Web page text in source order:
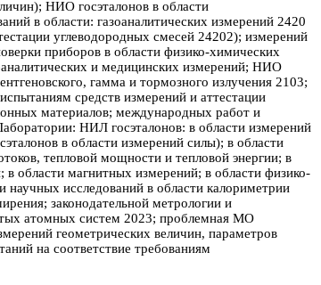
НИО госэталонов в области
в области: газоаналитических измерений 2420
углеводородных смесей 24202); измерений
приборов в области физико-химических
и медицинских измерений; НИО
гамма и тормозного излучения 2103;
средств измерений и аттестации
материалов; международных работ и
НИЛ госэталонов: в области измерений
в области измерений силы); в области
тепловой мощности и тепловой энергии; в
в области магнитных измерений; в области физико-
научных исследований в области калориметрии
законодательной метрологии и
атомных систем 2023; проблемная МО
геометрических величин, параметров
на соответствие требованиям